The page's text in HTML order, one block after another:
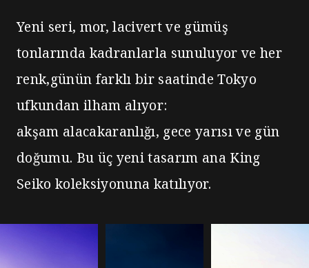
Yeni seri, mor, lacivert ve gümüş
tonlarında kadranlarla sunuluyor ve her
renk,günün farklı bir saatinde Tokyo
ufkundan ilham alıyor:
akşam alacakaranlığı, gece yarısı ve gün
doğumu. Bu üç yeni tasarım ana King
Seiko koleksiyonuna katılıyor.